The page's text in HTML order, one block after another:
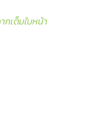
กเต็มใบหน้า